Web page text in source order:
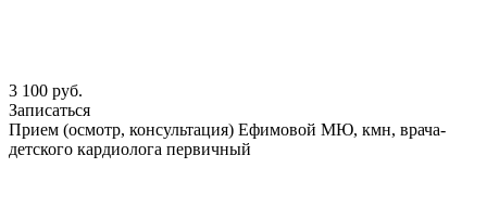
3 100 руб.
Записаться
Прием (осмотр, консультация) Ефимовой МЮ, кмн, врача-
детского кардиолога первичный